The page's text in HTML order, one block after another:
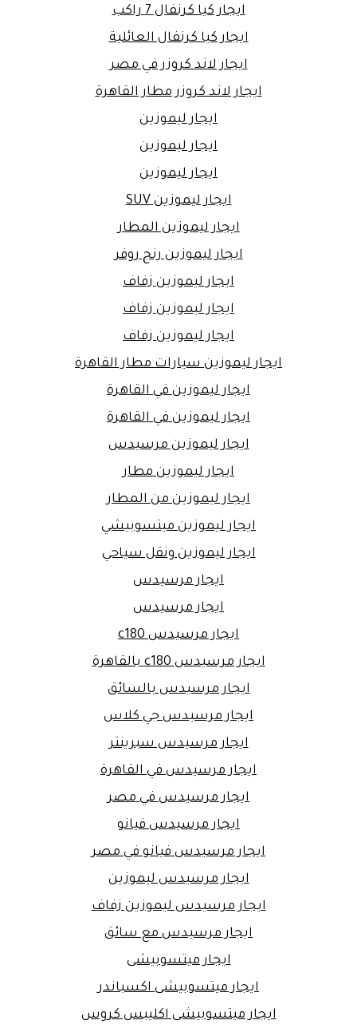
ايجار كيا كرنفال 7 راكب
ايجار كيا كرنفال العائلية
ايجار لاند كروزر في مصر
ايجار لاند كروزر مطار القاهرة
ايجار ليموزين
ايجار ليموزين
ايجار ليموزين
ايجار ليموزين SUV
ايجار ليموزين المطار
ايجار ليموزين رنج روفر
ايجار ليموزين زفاف
ايجار ليموزين زفاف
ايجار ليموزين زفاف
ايجار ليموزين سيارات مطار القاهرة
ايجار ليموزين في القاهرة
ايجار ليموزين في القاهرة
ايجار ليموزين مرسيدس
ايجار ليموزين مطار
ايجار ليموزين من المطار
ايجار ليموزين ميتسوبيشي
ايجار ليموزين ونقل سياحي
ايجار مرسيدس
ايجار مرسيدس
ايجار مرسيدس c180
ايجار مرسيدس c180 بالقاهرة
ايجار مرسيدس بالسائق
ايجار مرسيدس جي كلاس
ايجار مرسيدس سبرينتر
ايجار مرسيدس في القاهرة
ايجار مرسيدس في مصر
ايجار مرسيدس فيانو
ايجار مرسيدس فيانو في مصر
ايجار مرسيدس ليموزين
ايجار مرسيدس ليموزين زفاف
ايجار مرسيدس مع سائق
ايجار ميتسوبيشى
ايجار ميتسوبيشى اكسباندر
ايجار ميتسوبيشى اكليبس كروس